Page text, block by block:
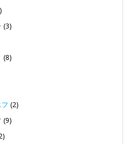
(3)
(8)
(2)
(9)